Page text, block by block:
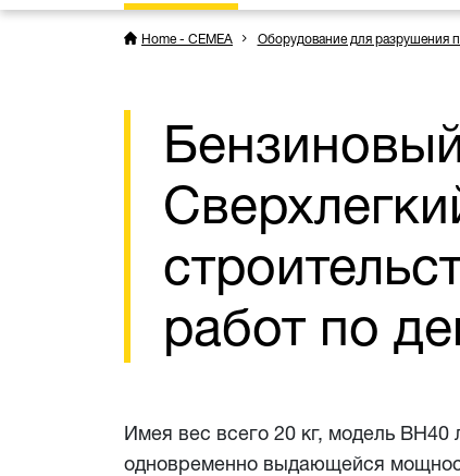
Home - CEMEA Оборудование для разрушения
работ по
Имея вес всего 20 кг, модель BH40
одновременно выдающейся